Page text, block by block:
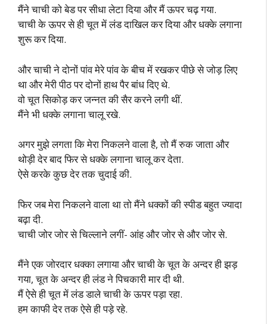
मैंने चाची को बेड पर सीधा लेटा दिया और मैं ऊपर चढ़ गया.
चाची के ऊपर से ही चूत में लंड दाखिल कर दिया और धक्के लगाना
शुरू कर दिया.
और चाची ने दोनों पांव मेरे पांव के बीच में रखकर पीछे से जोड़ लिए
था और मेरी पीठ पर दोनों हाथ पैर बांध दिए थे.
वो चूत सिकोड़ कर जन्नत की सैर करने लगी थीं.
मैंने भी धक्के लगाना चालू रखे.
अगर मुझे लगता कि मेरा निकलने वाला है, तो मैं रुक जाता और
थोड़ी देर बाद फिर से धक्के लगाना चालू कर देता.
ऐसे करके कुछ देर तक चुदाई की.
फिर जब मेरा निकलने वाला था तो मैंने धक्कों की स्पीड बहुत ज्यादा
बढ़ा दी.
चाची जोर जोर से चिल्लाने लगीं- आंह और जोर से और जोर से.
मैंने एक जोरदार धक्का लगाया और चाची के चूत के अन्दर ही झड़
गया, चूत के अन्दर ही लंड ने पिचकारी मार दी थी.
मैं ऐसे ही चूत में लंड डाले चाची के ऊपर पड़ा रहा.
हम काफी देर तक ऐसे ही पड़े रहे.